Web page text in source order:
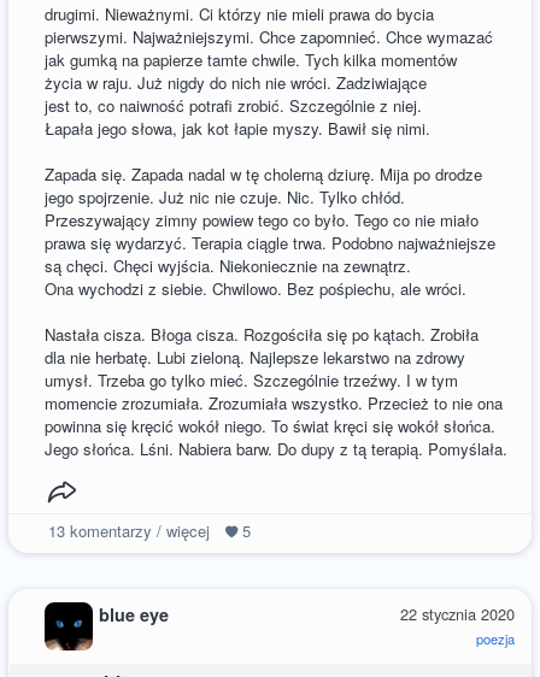
drugimi. Nieważnymi. Ci którzy nie mieli prawa do bycia
pierwszymi. Najważniejszymi. Chce zapomnieć. Chce wymazać
jak gumką na papierze tamte chwile. Tych kilka momentów
życia w raju. Już nigdy do nich nie wróci. Zadziwiające
jest to, co naiwność potrafi zrobić. Szczególnie z niej.
Łapała jego słowa, jak kot łapie myszy. Bawił się nimi.
Zapada się. Zapada nadal w tę cholerną dziurę. Mija po drodze
jego spojrzenie. Już nic nie czuje. Nic. Tylko chłód.
Przeszywający zimny powiew tego co było. Tego co nie miało
prawa się wydarzyć. Terapia ciągle trwa. Podobno najważniejsze
są chęci. Chęci wyjścia. Niekoniecznie na zewnątrz.
Ona wychodzi z siebie. Chwilowo. Bez pośpiechu, ale wróci.
Nastała cisza. Błoga cisza. Rozgościła się po kątach. Zrobiła
dla nie herbatę. Lubi zieloną. Najlepsze lekarstwo na zdrowy
umysł. Trzeba go tylko mieć. Szczególnie trzeźwy. I w tym
momencie zrozumiała. Zrozumiała wszystko. Przecież to nie ona
powinna się kręcić wokół niego. To świat kręci się wokół słońca.
Jego słońca. Lśni. Nabiera barw. Do dupy z tą terapią. Pomyślała.
13komentarzy / więcej 5
22 stycznia 2020
poezja
blue eye